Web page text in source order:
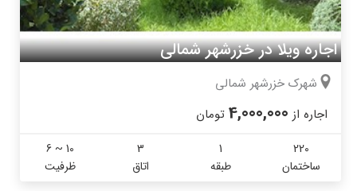
اجاره ویلا در خزرشهر شمالی
شهرک خزرشهر شمالی
اجاره از 4,000,000 تومان
220
ساختمان
1
طبقه
3
اتاق
6 ~ 10
ظرفیت